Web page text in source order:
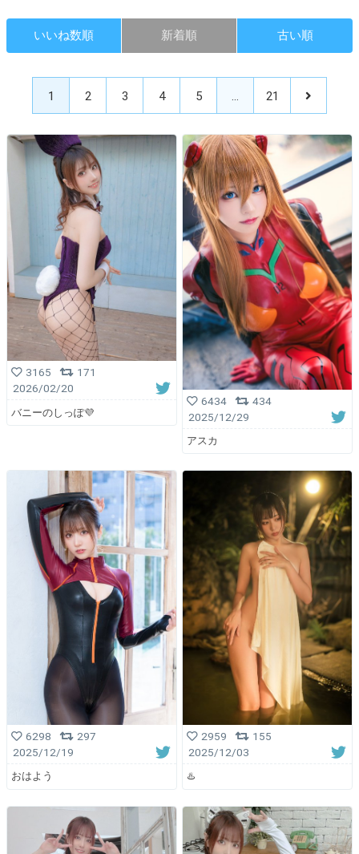
いいね数順 新着順 古い順
1 2 3 4 5 … 21
3165
171
2026/02/20
バニーのしっぽ💜
6434
434
2025/12/29
アスカ
6298
297
2025/12/19
おはよう
2959
155
2025/12/03
♨️